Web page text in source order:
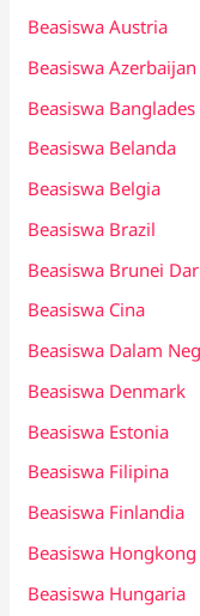
Beasiswa Austria
Beasiswa Azerbaijan
Beasiswa Banglades
Beasiswa Belanda
Beasiswa Belgia
Beasiswa Brazil
Beasiswa Brunei
Beasiswa Cina
Beasiswa Dalam
Beasiswa Denmark
Beasiswa Estonia
Beasiswa Filipina
Beasiswa Finlandia
Beasiswa Hongkong
Beasiswa Hungaria